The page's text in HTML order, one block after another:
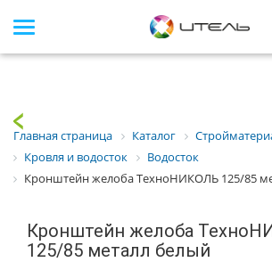
Array
Главная страница Каталог
Кровля и водосток
Водосток
Кронштейн желоба ТехноНИКОЛЬ 125/85
Кронштейн желоба
125/85 металл белый